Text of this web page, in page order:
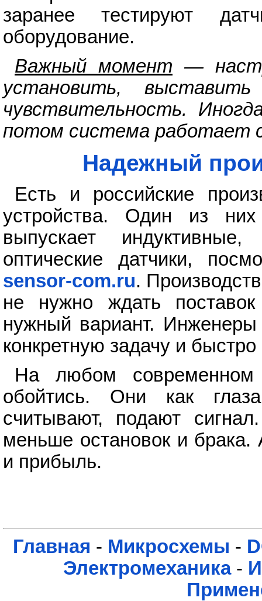
заранее тестируют
оборудование.
Важный момент —
установить,
чувствительность.
потом система работает
Надежный
Есть и российские
устройства. Один из
выпускает
оптические датчики,
sensor-com.ru.
не нужно ждать
нужный вариант.
конкретную задачу и
На любом современном
обойтись. Они как
считывают, подают
меньше остановок и брака.
и прибыль.
Главная - Микросхемы -
Электромеханика-